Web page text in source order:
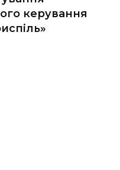
керування